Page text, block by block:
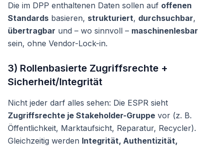
Die im DPP enthaltenen Daten sollen auf offenen
Standards basieren, strukturiert, durchsuchbar,
übertragbar und – wo sinnvoll – maschinenlesbar
sein, ohne Vendor-Lock-in.
3) Rollenbasierte Zugriffsrechte +
Sicherheit/Integrität
Nicht jeder darf alles sehen: Die ESPR sieht
Zugriffsrechte je Stakeholder-Gruppe vor (z. B.
Öffentlichkeit, Marktaufsicht, Reparatur, Recycler).
Gleichzeitig werden Integrität, Authentizität,